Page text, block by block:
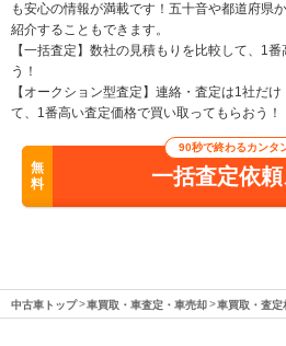
も安心の情報が満載です！五十音や都道府県
紹介することもできます。
【一括査定】数社の見積もりを比較して、1
う！
【オークション型査定】連絡・査定は1社だ
て、1番高い査定価格で買い取ってもらおう！
無
料
90秒で終わるカンタ
一括査定依
中古車トップ 車買取・車査定・車売却 車買取・査定